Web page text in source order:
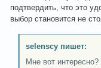
подтвердить, что это
выбор становится не
selenscy пишет:
Мне вот